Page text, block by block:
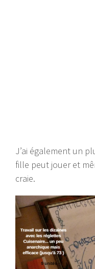
J’ai également un
fille peut jouer et
craie.